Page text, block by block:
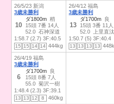
26/5/23 新潟
3歳未勝利
10
ダ1800m 稍
15頭 7番 14人
52.0 石神深道
1:58.7 (2.7) 3F:40.5
15 15 14 14 444kg
26/4/12 福島
3歳未勝利
13
ダ1700m 良
15頭 3番 11人
52.0 上里直汰
1:50.7 (5) 3F:40.4
13 13 13 13
26/4/19 福島
3歳未勝利
6
ダ1700m 良
15頭 8番 7人
55.0 菊沢一樹
1:48.4 (2.3) 3F:39.1
13 13 12 8 460kg